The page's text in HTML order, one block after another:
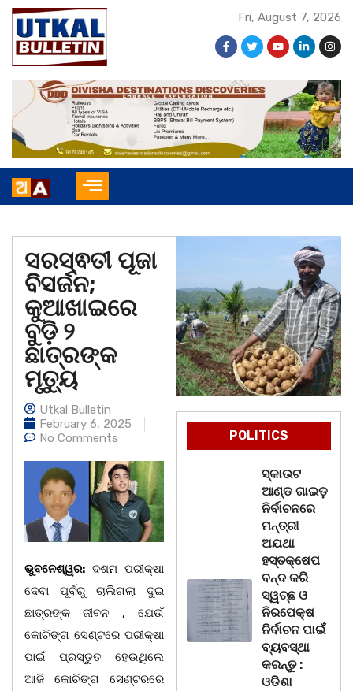
Fri, August 7, 2026
ସରସ୍ଵତୀ ପୂଜା
ବିସର୍ଜନ;
କୁଆଖାଇରେ
ବୁଡ଼ି ୨
ଛାତ୍ରଙ୍କ
ମୃତ୍ୟୁ
Utkal Bulletin
February 6, 2025
No Comments
ଭୁବନେଶ୍ୱର: ଦଶମ ପରୀକ୍ଷା
ଦେବା ପୂର୍ବରୁ ଚାଲିଗଲା ଦୁଇ
ଛାତ୍ରଙ୍କ ଜୀବନ , ଯେଉଁ
କୋଚିଙ୍ଗ ସେଣ୍ଟରେ ପରୀକ୍ଷା
ପାଇଁ ପ୍ରସ୍ତୁତ ହେଉଥିଲେ
ଆଜି କୋଚିଙ୍ଗ ସେଣ୍ଟରରେ
POLITICS
ସ୍କାଉଟ
ଆଣ୍ଡ ଗାଇଡ଼
ନିର୍ବାଚନରେ
ମନ୍ତ୍ରୀ
ଅଯଥା
ହସ୍ତକ୍ଷେପ
ବନ୍ଦ କରି
ସ୍ୱଚ୍ଛ ଓ
ନିରପେକ୍ଷ
ନିର୍ବାଚନ ପାଇଁ
ବ୍ୟବସ୍ଥା
କରନ୍ତୁ :
ଓଡିଶା